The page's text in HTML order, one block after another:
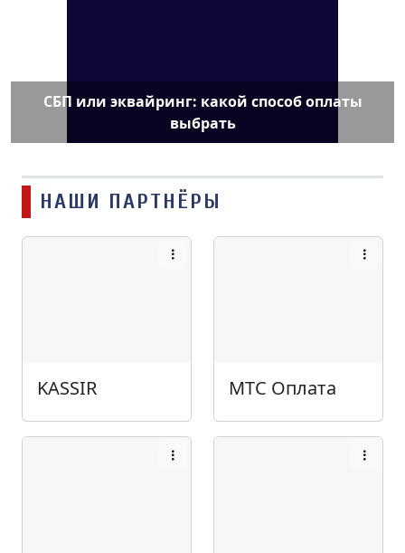
СБП или эквайринг: какой способ оплаты
выбрать
НАШИ ПАРТНЁРЫ
KASSIR МТС Оплата